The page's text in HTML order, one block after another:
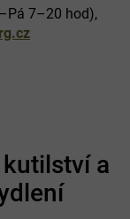
7–20 hod),
a